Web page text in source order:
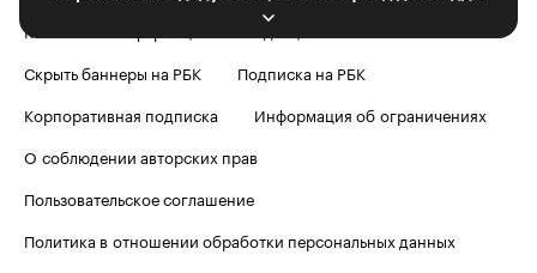
Контактная информация
Редакция
Скрыть баннеры на РБК
Подписка на РБК
Корпоративная подписка
Информация об ограничениях
О соблюдении авторских прав
Пользовательское соглашение
Политика в отношении обработки персональных данных